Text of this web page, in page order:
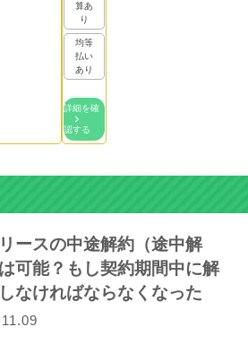
算あ
り
均等
払い
あり
詳細を確
認する
ースの中途解約（途中解
可能？もし契約期間中に解
なければならなくなった